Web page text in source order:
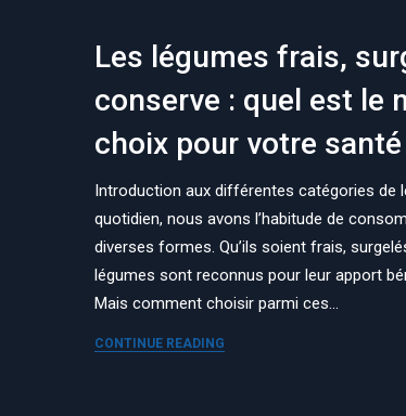
Les légumes frais,
conserve : quel est le
choix pour votre santé
Introduction aux différentes catégories de
quotidien, nous avons l’habitude de
diverses formes. Qu’ils soient frais,
légumes sont reconnus pour leur apport
Mais comment choisir parmi ces…
CONTINUE READING